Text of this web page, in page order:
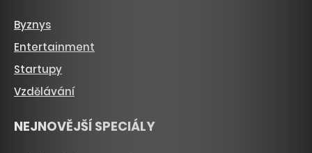
Byznys
Entertainment
Startupy
Vzdělávání
NEJNOVĚJŠÍ SPECIÁLY